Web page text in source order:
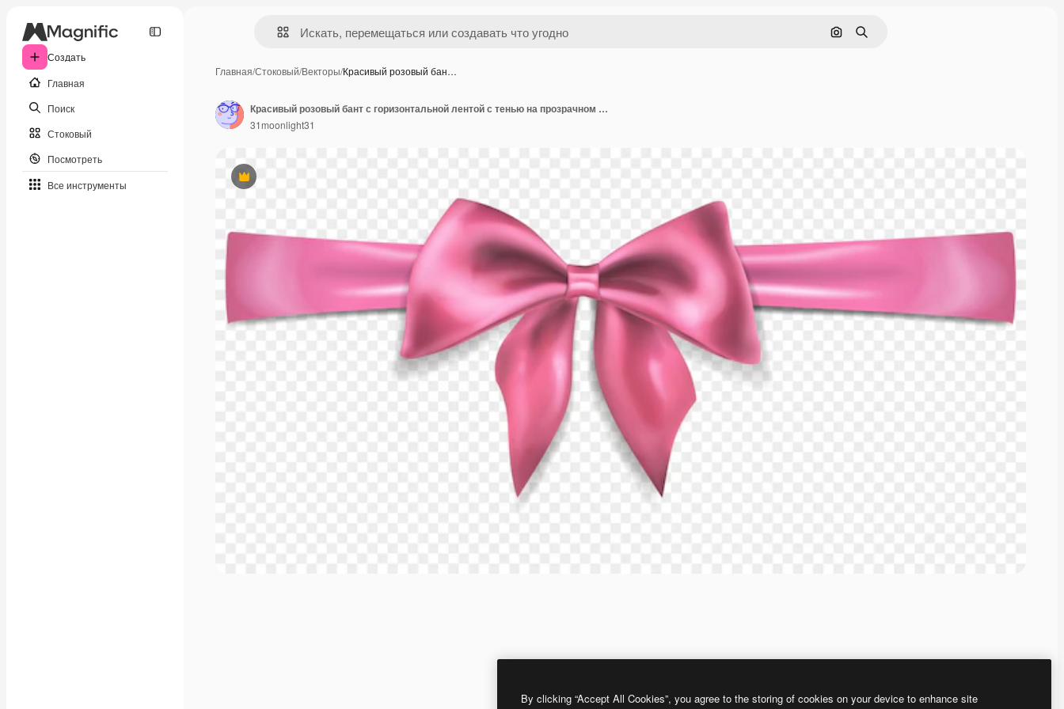
Создать
Главная
Поиск
Стоковый
Посмотреть
Все инструменты
Поиск по изображению
Поиск
Главная/Стоковый/Векторы/Красивый розовый бан…
Премиум
Красивый розовый бант с горизонтальной лентой с тенью на прозрачном фоне Прозрачность только в векторном формате
31moonlight31
By clicking “Accept All Cookies”, you agree to the storing of cookies on your device to enhance site